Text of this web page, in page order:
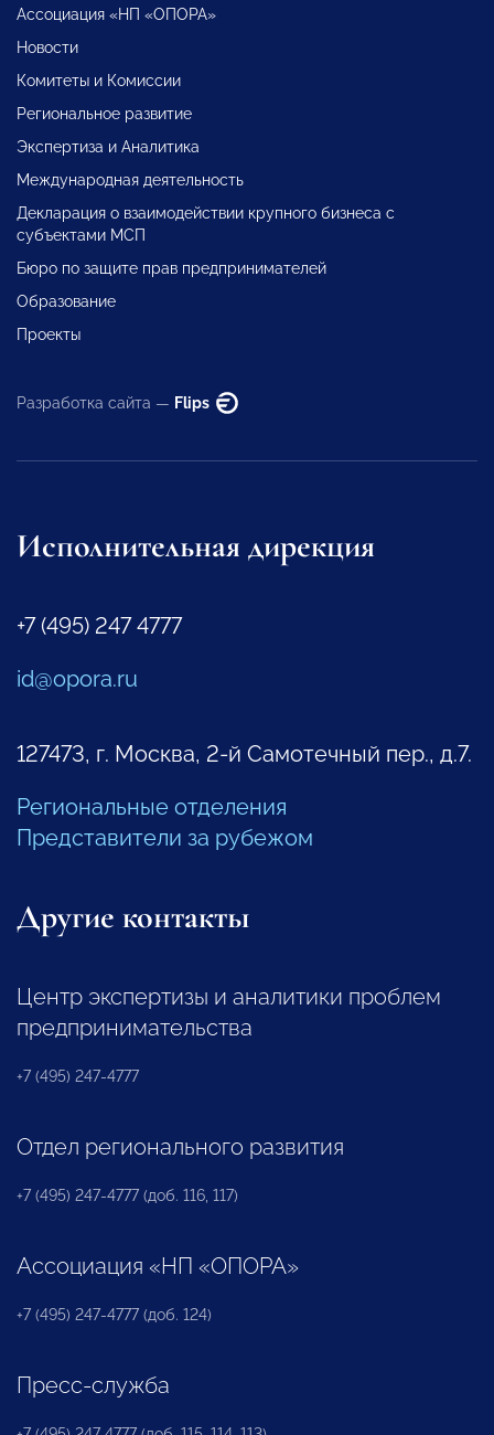
Ассоциация «НП «ОПОРА»
Новости
Комитеты и Комиссии
Региональное развитие
Экспертиза и Аналитика
Международная деятельность
Декларация о взаимодействии крупного бизнеса с
субъектами МСП
Бюро по защите прав предпринимателей
Образование
Проекты
Разработка сайта — Flips
Исполнительная дирекция
+7 (495) 247 4777
id@opora.ru
127473, г. Москва, 2-й Самотечный пер., д.7.
Региональные отделения
Представители за рубежом
Другие контакты
Центр экспертизы и аналитики проблем
предпринимательства
+7 (495) 247-4777
Отдел регионального развития
+7 (495) 247-4777 (доб. 116, 117)
Ассоциация «НП «ОПОРА»
+7 (495) 247-4777 (доб. 124)
Пресс-служба